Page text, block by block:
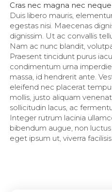
Cras nec magna nec
Duis libero mauris,
egestas nisi. Maecenas
dignissim. Ut ac convallis
Nam ac nunc blandit,
Praesent tincidunt purus
condimentum urna
massa, id hendrerit ante.
eleifend nec placerat
mollis, justo aliquam
sollicitudin lacus, ac
Integer rutrum lacinia
bibendum augue, non luctus
eget ipsum ut, viverra